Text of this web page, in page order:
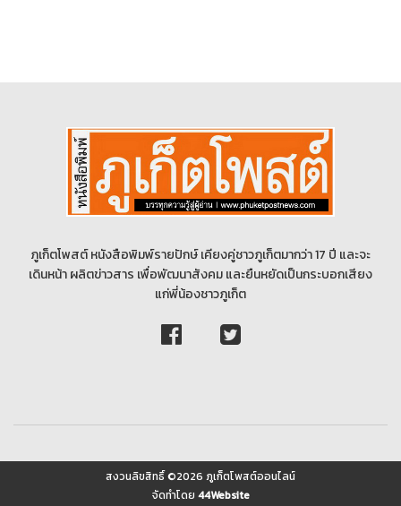
ภูเก็ตโพสต์ หนังสือพิมพ์รายปักษ์ เคียงคู่ชาวภูเก็ตมากว่า 17 ปี และจะ
เดินหน้า ผลิตข่าวสาร เพื่อพัฒนาสังคม และยืนหยัดเป็นกระบอกเสียง
แก่พี่น้องชาวภูเก็ต
สงวนลิขสิทธิ์ ©2026 ภูเก็ตโพสต์ออนไลน์
จัดทำโดย 44Website